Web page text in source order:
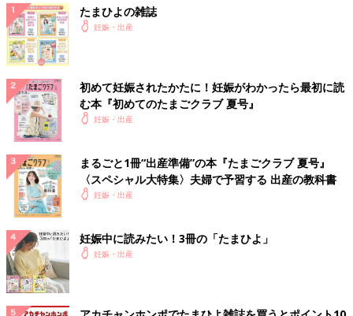
たまひよの雑誌
妊娠・出産
初めて妊娠されたかたに！妊娠がわかったら最初に読
む本『初めてのたまごクラブ 夏号』
妊娠・出産
まるごと1冊“出産準備”の本『たまごクラブ 夏号』
〈スペシャル大特集〉夫婦で予習する 出産の教科書
妊娠・出産
妊娠中に読みたい！3冊の「たまひよ」
妊娠・出産